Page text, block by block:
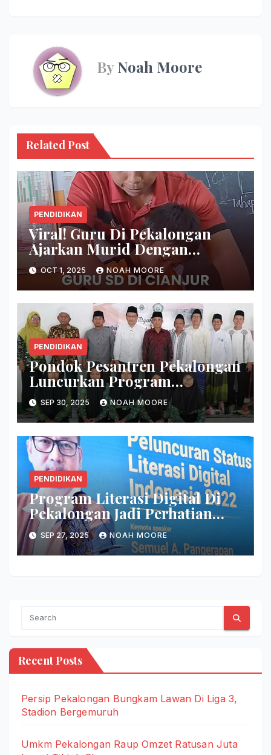
ByNoah Moore
Related Post
PENDIDIKAN
Viral! Guru Di Pekalongan
Ajarkan Murid Dengan
Metode Unik
OCT 1, 2025 NOAH MOORE
PENDIDIKAN
Pondok Pesantren Pekalongan
Luncurkan Program
Entrepreneur
SEP 30, 2025 NOAH MOORE
PENDIDIKAN
Program Literasi Digital Di
Pekalongan Jadi Perhatian
Nasional
SEP 27, 2025 NOAH MOORE
Recent Posts
Persip Pekalongan Bungkam Lawan Di Liga 3,
Stadion Bergemuruh
Umkm Pekalongan Raup Omzet Ratusan Juta